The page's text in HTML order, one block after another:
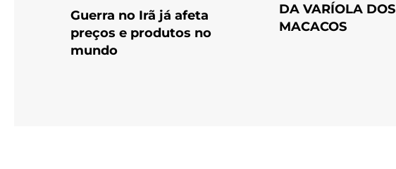
Guerra no Irã já afeta
preços e produtos no
mundo
DA VARÍOLA DOS
MACACOS